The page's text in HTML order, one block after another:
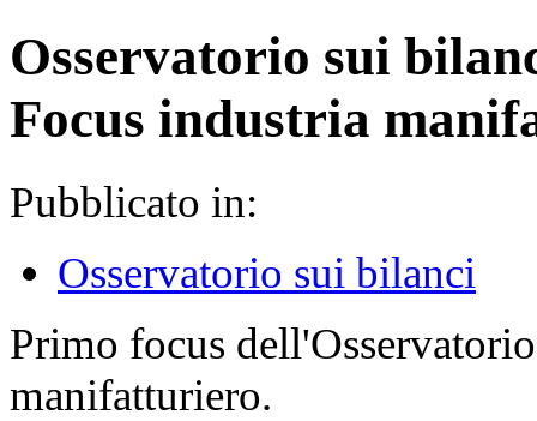
Osservatorio sui
Focus industria
Pubblicato in:
Osservatorio sui bilanci
Primo focus
manifatturiero.